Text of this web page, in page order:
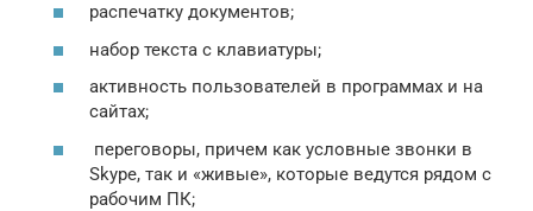
распечатку документов;
набор текста с клавиатуры;
активность пользователей в программах и на
сайтах;
переговоры, причем как условные звонки в
Skype, так и «живые», которые ведутся рядом с
рабочим ПК;